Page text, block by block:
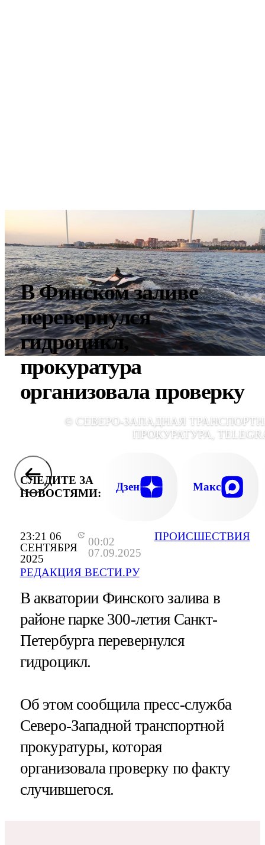
23:21 06
СЕНТЯБРЯ
2025
00:02
07.09.2025
РЕДАКЦИЯ ВЕСТИ.РУ
ПРОИСШЕСТВИЯ
В Финском заливе
перевернулся
гидроцикл,
прокуратура
организовала проверку
© СЕВЕРО-ЗАПАДНАЯ
ПРОКУРАТУРА,
СЛЕДИТЕ ЗА
НОВОСТЯМИ:
Дзен Макс
В акватории Финского залива в
районе парке 300-летия Санкт-
Петербурга перевернулся
гидроцикл.
Об этом сообщила пресс-служба
Северо-Западной транспортной
прокуратуры, которая
организовала проверку по факту
случившегося.